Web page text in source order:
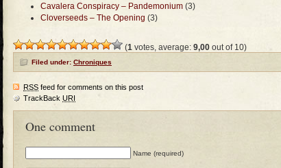
Cavalera Conspiracy – Pandemonium (3)
Cloverseeds – The Opening (3)
(1 votes, average: 9,00 out of 10)
Filed under: Chroniques
RSS feed for comments on this post
TrackBack URI
One comment
Name (required)